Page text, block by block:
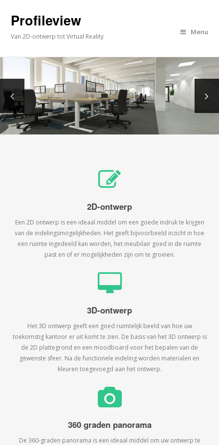
Profileview
Van 2D-ontwerp tot Virtual Reality
Menu
2D-ontwerp
Een 2D ontwerp is een ideaal middel om een goede indruk te krijgen
van de indelingsmogelijkheden. Het geeft bijvoorbeeld inzicht in hoe
een ruimte ingedeeld kan worden, het meubilair goed in de ruimte
past en of er mogelijkheden zijn om te groeien.
3D-ontwerp
Het 3D ontwerp geeft een goed ruimtelijk beeld van hoe uw
toekomstig kantoor er uit komt te zien. De basis van het 3D ontwerp is
de 2D plattegrond en een moodboard voor het bepalen van de
gewenste sfeer. Na de functionele indeling worden materialen en
kleuren toegevoegd aan het ontwerp.
360 graden panorama
De 360-graden panorama is een ideaal middel om uw ontwerp te